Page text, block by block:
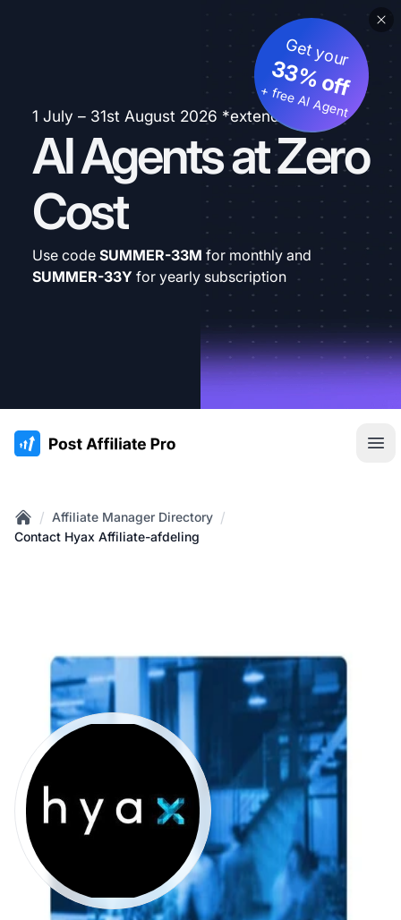
1 July – 31st August 2026 *extended
AI Agents at Zero
Cost
Get your
33% off
+ free AI Agent
Use code SUMMER-33M for monthly and
SUMMER-33Y for yearly subscription
:site.title
Home
/ Affiliate Manager Directory /
Contact Hyax Affiliate-afdeling